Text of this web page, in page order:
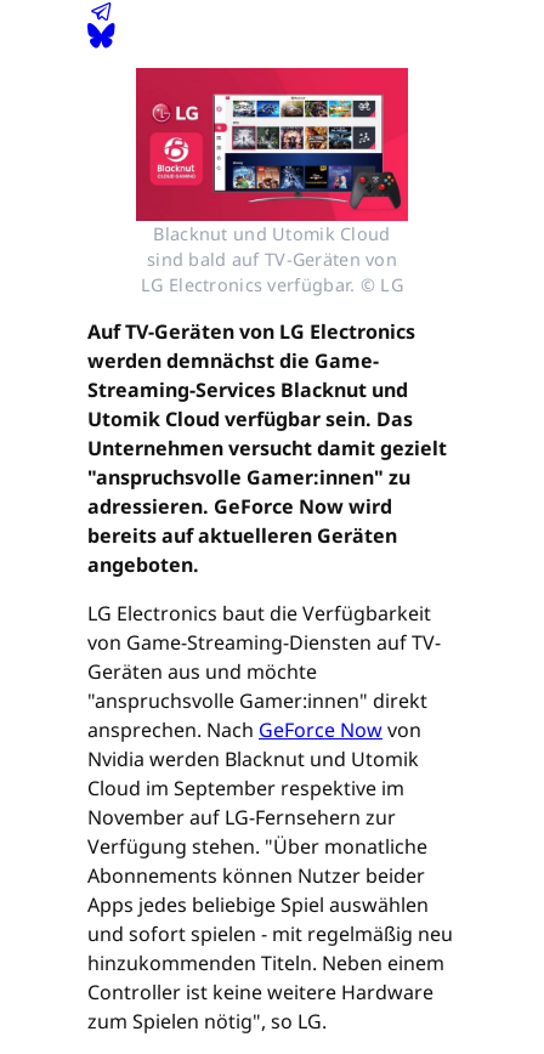
Blacknut und Utomik Cloud
sind bald auf TV-Geräten von
LG Electronics verfügbar. © LG
Auf TV-Geräten von LG Electronics
werden demnächst die Game-
Streaming-Services Blacknut und
Utomik Cloud verfügbar sein. Das
Unternehmen versucht damit gezielt
"anspruchsvolle Gamer:innen" zu
adressieren. GeForce Now wird
bereits auf aktuelleren Geräten
angeboten.
LG Electronics baut die Verfügbarkeit
von Game-Streaming-Diensten auf TV-
Geräten aus und möchte
"anspruchsvolle Gamer:innen" direkt
ansprechen. Nach GeForce Nowvon
Nvidia werden Blacknut und Utomik
Cloud im September respektive im
November auf LG-Fernsehern zur
Verfügung stehen. "Über monatliche
Abonnements können Nutzer beider
Apps jedes beliebige Spiel auswählen
und sofort spielen - mit regelmäßig neu
hinzukommenden Titeln. Neben einem
Controller ist keine weitere Hardware
zum Spielen nötig", so LG.